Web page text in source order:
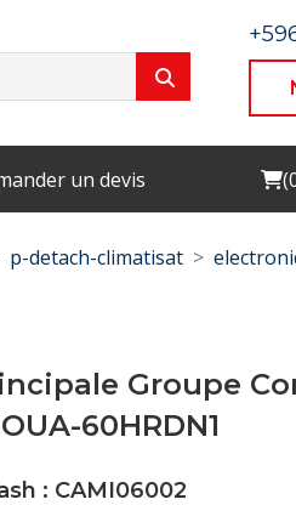
un devis (
p-detach-climatisat
Groupe
60HRDN1
: CAMI06002